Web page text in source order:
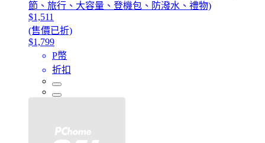
節、旅行、大容量、登機包、防潑水、禮物)
$1,511
(售價已折)
$1,799
P幣
折扣